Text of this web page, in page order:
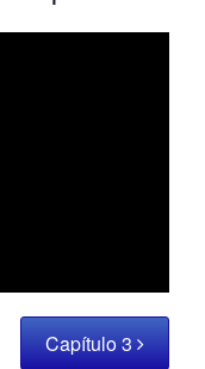
Capítulo 3